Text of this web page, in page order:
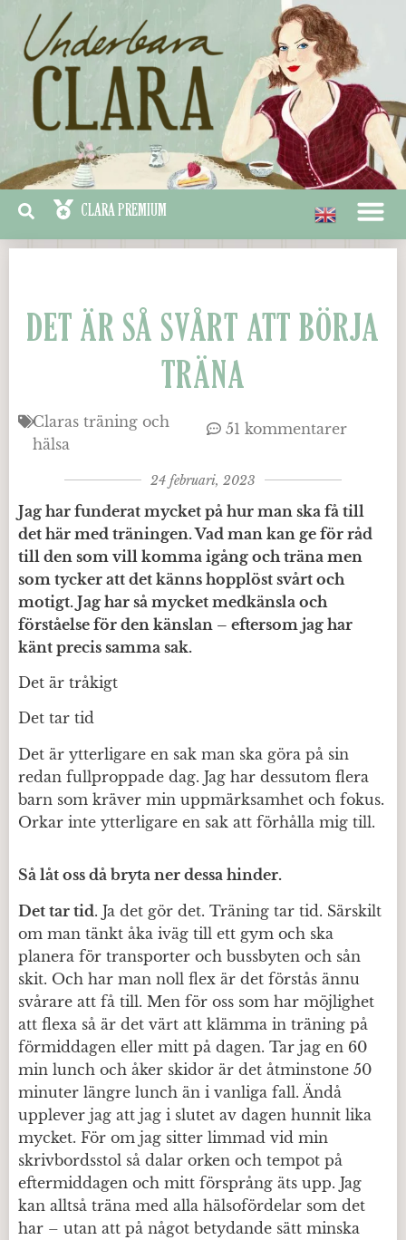
DET ÄR SÅ SVÅRT ATT BÖRJA
TRÄNA
Claras träning och
hälsa
51 kommentarer
24 februari, 2023
Jag har funderat mycket på hur man ska få till
det här med träningen. Vad man kan ge för råd
till den som vill komma igång och träna men
som tycker att det känns hopplöst svårt och
motigt. Jag har så mycket medkänsla och
förståelse för den känslan – eftersom jag har
känt precis samma sak.
Det är tråkigt
Det tar tid
Det är ytterligare en sak man ska göra på sin
redan fullproppade dag. Jag har dessutom flera
barn som kräver min uppmärksamhet och fokus.
Orkar inte ytterligare en sak att förhålla mig till.
Så låt oss då bryta ner dessa hinder.
Det tar tid. Ja det gör det. Träning tar tid. Särskilt
om man tänkt åka iväg till ett gym och ska
planera för transporter och bussbyten och sån
skit. Och har man noll flex är det förstås ännu
svårare att få till. Men för oss som har möjlighet
att flexa så är det värt att klämma in träning på
förmiddagen eller mitt på dagen. Tar jag en 60
min lunch och åker skidor är det åtminstone 50
minuter längre lunch än i vanliga fall. Ändå
upplever jag att jag i slutet av dagen hunnit lika
mycket. För om jag sitter limmad vid min
skrivbordsstol så dalar orken och tempot på
eftermiddagen och mitt försprång äts upp. Jag
kan alltså träna med alla hälsofördelar som det
har – utan att på något betydande sätt minska